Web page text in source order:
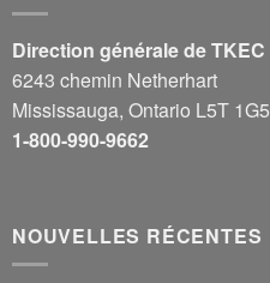
Direction générale de TKEC
6243 chemin Netherhart
Mississauga, Ontario L5T 1G5
1-800-990-9662
NOUVELLES RÉCENTES